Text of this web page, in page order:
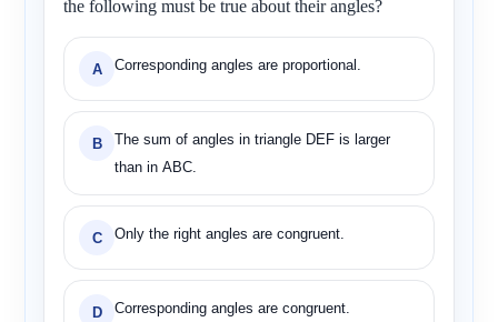
the following must be true about their angles?
A Corresponding angles are proportional.
B
The sum of angles in triangle DEF is larger
than in ABC.
C Only the right angles are congruent.
D Corresponding angles are congruent.